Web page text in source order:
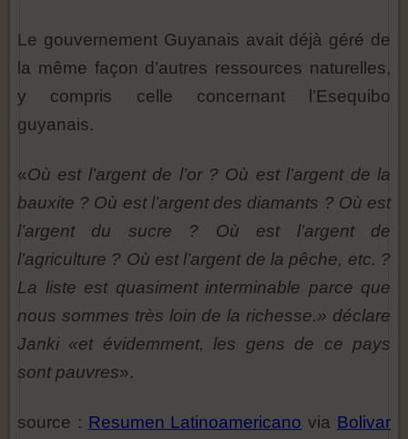
Le gouvernement Guyanais avait déjà géré de
la même façon d’autres ressources naturelles,
y compris celle concernant l’Esequibo
guyanais.
«Où est l’argent de l’or ? Où est l’argent de la
bauxite ? Où est l’argent des diamants ? Où est
l’argent du sucre ? Où est l’argent de
l’agriculture ? Où est l’argent de la pêche, etc. ?
La liste est quasiment interminable parce que
nous sommes très loin de la richesse.» déclare
Janki «et évidemment, les gens de ce pays
sont pauvres».
source : Resumen Latinoamericano via Bolivar